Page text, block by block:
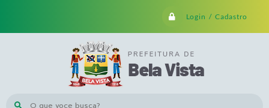
Login / Cadastro
O que voce busca?